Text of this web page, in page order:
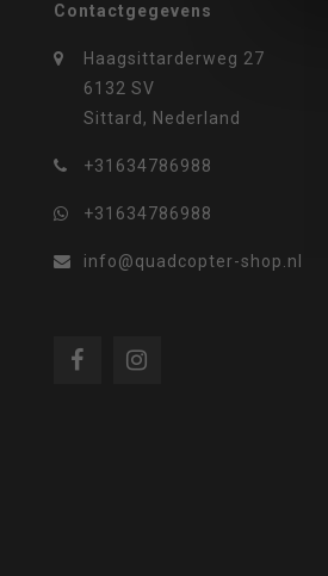
Contactgegevens
Haagsittarderweg 27
6132 SV
Sittard, Nederland
+31634786988
+31634786988
info@quadcopter-shop.nl